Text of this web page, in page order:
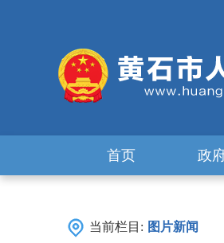
首页 政
当前栏目: 图片新闻